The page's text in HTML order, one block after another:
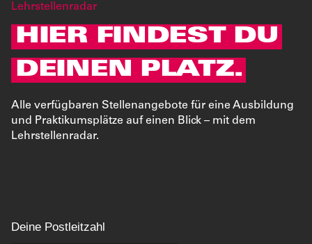
Lehrstellenradar
HIER FINDEST DU
DEINEN PLATZ.
Alle verfügbaren Stellenangebote für eine Ausbildung
und Praktikumsplätze auf einen Blick – mit dem
Lehrstellenradar.